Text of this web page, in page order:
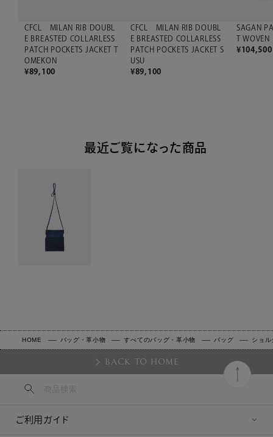
CFCL MILAN RIB DOUBL
E BREASTED COLLARLESS
PATCH POCKETS JACKET T
OMEKON
¥89,100
CFCL MILAN RIB DOUBL
E BREASTED COLLARLESS
PATCH POCKETS JACKET S
USU
¥89,100
SAGAN
T
¥104,500
最近ご覧になった商品
HOME バッグ・革小物 すべてのバッグ・革小物 バッグ ショル
BACK TO HOME
ご利用ガイド